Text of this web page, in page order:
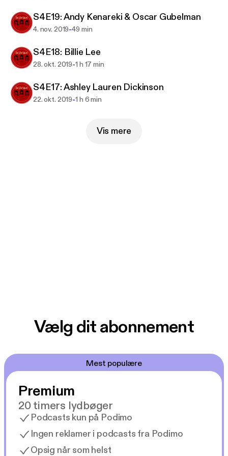
S4E19: Andy Kenareki & Oscar Gubelman
4. nov. 2019-49 min
S4E18: Billie Lee
28. okt. 2019-1 h 17 min
S4E17: Ashley Lauren Dickinson
22. okt. 2019-1 h 6 min
Vis mere
Vælg dit abonnement
Mest populære
Premium
20 timers lydbøger
Podcasts kun på Podimo
Ingen reklamer i podcasts fra Podimo
Opsig når som helst